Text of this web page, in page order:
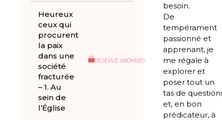
Heureux
ceux qui
procurent
la paix
dans une
société
fracturée
– 1. Au
sein de
l’Église
RÉSERVÉ ABONNÉS
besoin.
De
tempérament
passionné et
apprenant, je
me régale à
explorer et
poser tout un
tas de
et, en bon
prédicateur, à